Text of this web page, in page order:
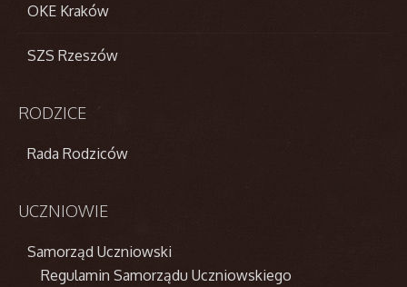
OKE Kraków
SZS Rzeszów
RODZICE
Rada Rodziców
UCZNIOWIE
Samorząd Uczniowski
Regulamin Samorządu Uczniowskiego